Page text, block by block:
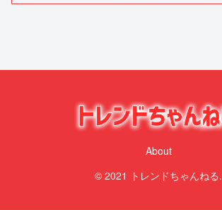
About
© 2021 トレンドちゃんねる.